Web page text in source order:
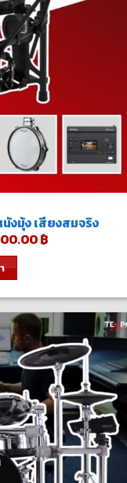
งมุ้ง เสียงสมจริง
฿.
฿Current